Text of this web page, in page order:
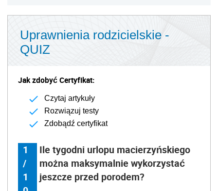
Uprawnienia rodzicielskie -
QUIZ
Jak zdobyć Certyfikat:
Czytaj artykuły
Rozwiązuj testy
Zdobądź certyfikat
1
/
1
Ile tygodni urlopu macierzyńskiego
można maksymalnie wykorzystać
jeszcze przed porodem?